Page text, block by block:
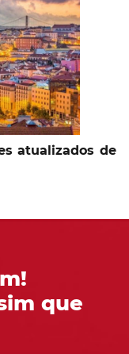
atualizados de
que